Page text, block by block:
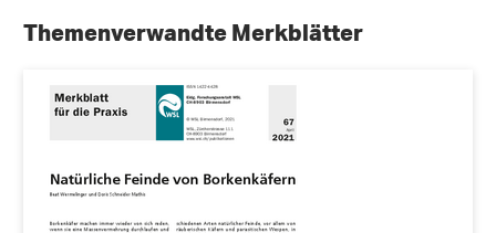
Themenverwandte Merkblätter